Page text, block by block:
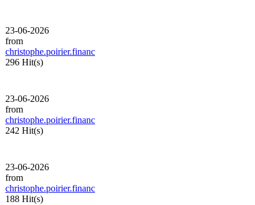
23-06-2026
from
christophe.poirier.financ
296 Hit(s)
23-06-2026
from
christophe.poirier.financ
242 Hit(s)
23-06-2026
from
christophe.poirier.financ
188 Hit(s)